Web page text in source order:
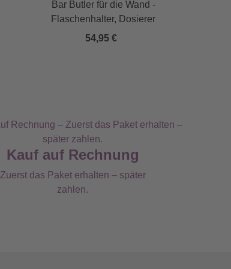
Bar Butler für die Wand -
Flaschenhalter, Dosierer
54,95 €
Kauf auf Rechnung
Zuerst das Paket erhalten – später
zahlen.